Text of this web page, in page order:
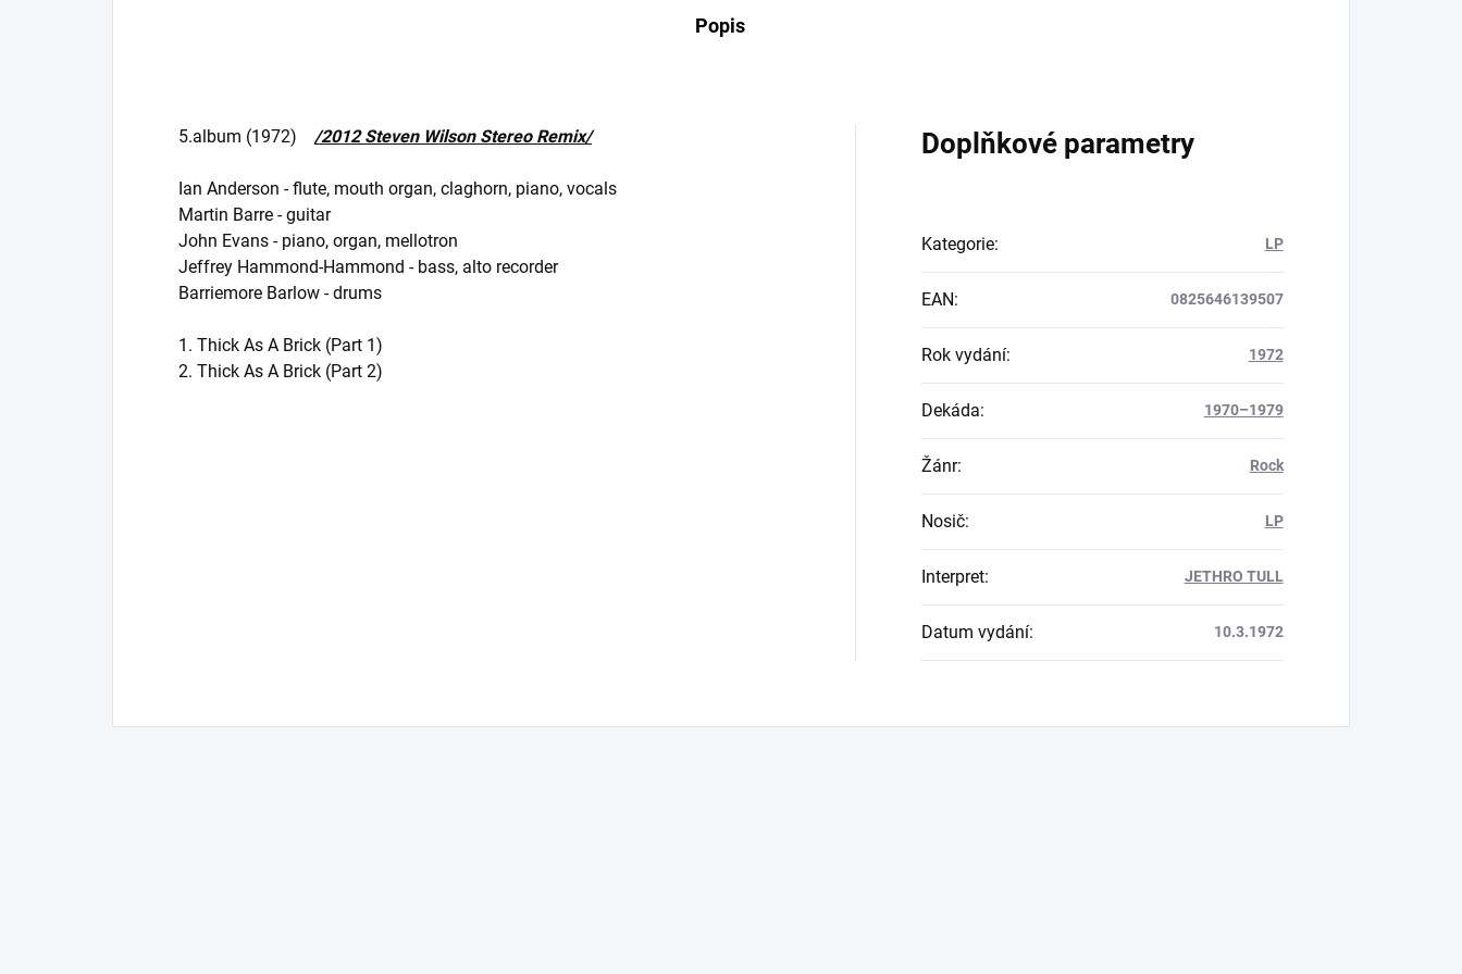
Popis
5.album (1972) /2012 Steven Wilson Stereo Remix/
Ian Anderson - flute, mouth organ, claghorn, piano, vocals
Martin Barre - guitar
John Evans - piano, organ, mellotron
Jeffrey Hammond-Hammond - bass, alto recorder
Barriemore Barlow - drums
1. Thick As A Brick (Part 1)
2. Thick As A Brick (Part 2)
Doplňkové parametry
Kategorie: LP
EAN: 0825646139507
Rok vydání: 1972
Dekáda: 1970–1979
Žánr: Rock
Nosič: LP
Interpret: JETHRO TULL
Datum vydání: 10.3.1972